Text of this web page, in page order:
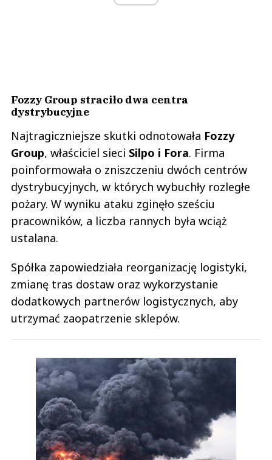
Fozzy Group straciło dwa centra
dystrybucyjne
Najtragiczniejsze skutki odnotowała Fozzy
Group, właściciel sieci Silpo i Fora. Firma
poinformowała o zniszczeniu dwóch centrów
dystrybucyjnych, w których wybuchły rozległe
pożary. W wyniku ataku zginęło sześciu
pracowników, a liczba rannych była wciąż
ustalana.
Spółka zapowiedziała reorganizację logistyki,
zmianę tras dostaw oraz wykorzystanie
dodatkowych partnerów logistycznych, aby
utrzymać zaopatrzenie sklepów.